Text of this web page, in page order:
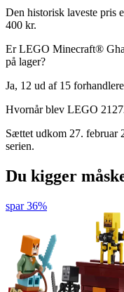
Den historisk laveste pris
400 kr.
Er LEGO Minecraft®
på lager?
Ja, 12 ud af 15
Hvornår blev LEGO
Sættet udkom 27.
serien.
Du kigger
spar 36%